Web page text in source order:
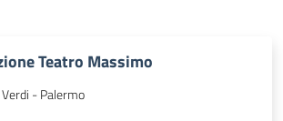
Teatro Massimo
Verdi - Palermo